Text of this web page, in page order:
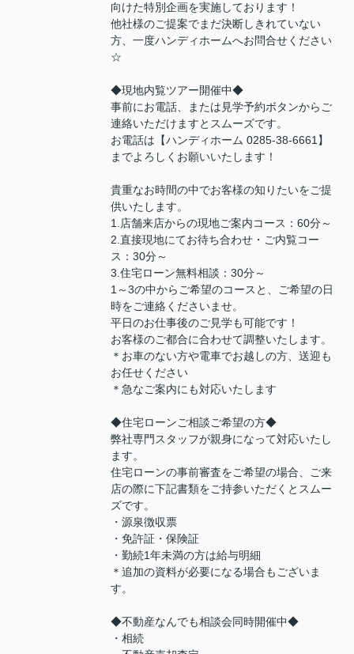
向けた特別企画を実施しております！
他社様のご提案でまだ決断しきれていない
方、一度ハンディホームへお問合せください
☆
◆現地内覧ツアー開催中◆
事前にお電話、または見学予約ボタンからご
連絡いただけますとスムーズです。
お電話は【ハンディホーム 0285-38-6661】
までよろしくお願いいたします！
貴重なお時間の中でお客様の知りたいをご提
供いたします。
1.店舗来店からの現地ご案内コース：60分～
2.直接現地にてお待ち合わせ・ご内覧コー
ス：30分～
3.住宅ローン無料相談：30分～
1～3の中からご希望のコースと、ご希望の日
時をご連絡くださいませ。
平日のお仕事後のご見学も可能です！
お客様のご都合に合わせて調整いたします。
＊お車のない方や電車でお越しの方、送迎も
お任せください
＊急なご案内にも対応いたします
◆住宅ローンご相談ご希望の方◆
弊社専門スタッフが親身になって対応いたし
ます。
住宅ローンの事前審査をご希望の場合、ご来
店の際に下記書類をご持参いただくとスムー
ズです。
・源泉徴収票
・免許証・保険証
・勤続1年未満の方は給与明細
＊追加の資料が必要になる場合もございま
す。
◆不動産なんでも相談会同時開催中◆
・相続